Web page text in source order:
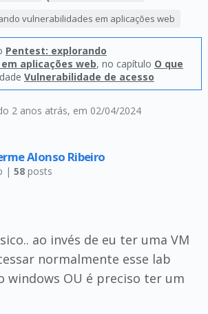
2 anos atrás, em 02/04/2024
vulnerabilidades em aplicações web
Pentest: explorando
aplicações web, no capítulo O que
Vulnerabilidade de acesso
Alonso Ribeiro
| 58posts
ao invés de eu ter uma VM
normalmente esse lab
windows OU é preciso ter um